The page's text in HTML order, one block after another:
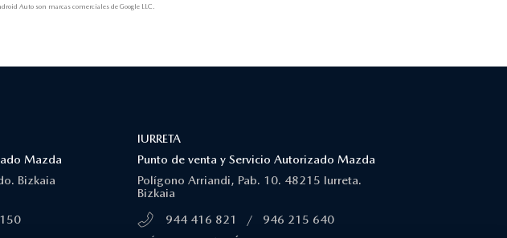
Auto son marcas comerciales de Google LLC.
Mazda
Bizkaia
IURRETA
Punto de venta y Servicio Autorizado Mazda
Polígono Arriandi, Pab. 10. 48215 Iurreta.
Bizkaia
944 416 821
/
946 215 640